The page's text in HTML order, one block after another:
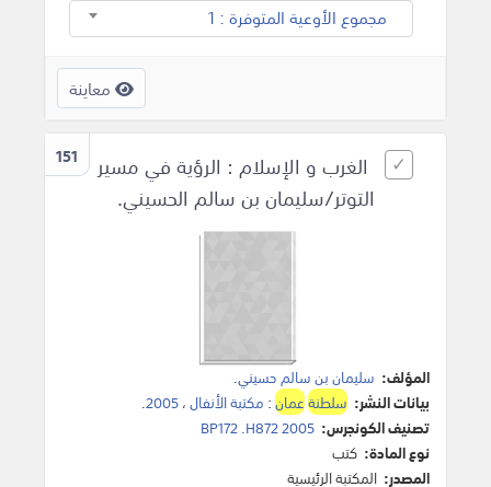
مجموع الأوعية المتوفرة : 1
معاينة
151
الغرب و الإسلام : الرؤية في مسير
التوتر/سليمان بن سالم الحسيني.
المؤلف: سليمان بن سالم حسيني.
بيانات النشر: سلطنةعمان: مكتبة الأنفال،2005
.
تصنيف الكونجرس: BP172 .H872 2005
نوع المادة: كتب
المصدر: المكتبة الرئيسية